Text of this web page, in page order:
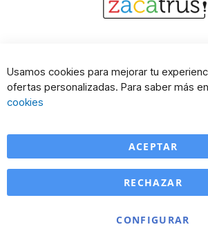
Usamos cookies para mejorar tu
ofertas personalizadas. Para saber más
cookies
ACEPTAR
CONFIGURAR
RECHAZAR